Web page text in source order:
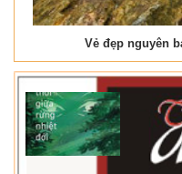
Vẻ đẹp nguyên